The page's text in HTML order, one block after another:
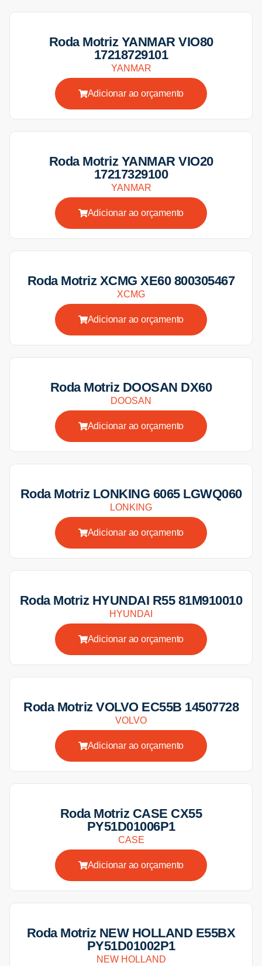
Roda Motriz YANMAR VIO80
17218729101
YANMAR
Adicionar ao orçamento
Roda Motriz YANMAR VIO20
17217329100
YANMAR
Adicionar ao orçamento
Roda Motriz XCMG XE60 800305467
XCMG
Adicionar ao orçamento
Roda Motriz DOOSAN DX60
DOOSAN
Adicionar ao orçamento
Roda Motriz LONKING 6065 LGWQ060
LONKING
Adicionar ao orçamento
Roda Motriz HYUNDAI R55 81M910010
HYUNDAI
Adicionar ao orçamento
Roda Motriz VOLVO EC55B 14507728
VOLVO
Adicionar ao orçamento
Roda Motriz CASE CX55
PY51D01006P1
CASE
Adicionar ao orçamento
Roda Motriz NEW HOLLAND E55BX
PY51D01002P1
NEW HOLLAND